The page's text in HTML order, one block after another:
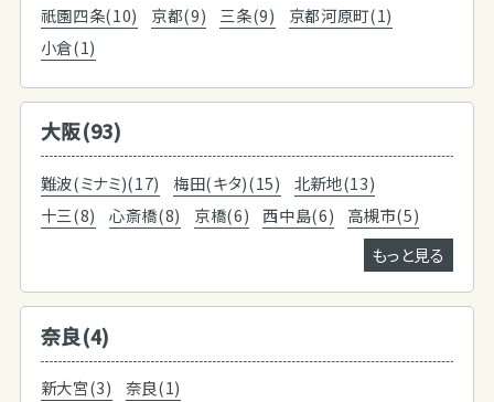
祇園四条(10) 京都(9) 三条(9)
京都河原町(1)
小倉(1)
大阪(93)
難波(ミナミ)(17) 梅田(キタ)(15)
北新地(13)
十三(8)
心斎橋(8) 京橋(6) 西中島(6)
高槻市(5)
もっと見る
奈良(4)
新大宮(3) 奈良(1)